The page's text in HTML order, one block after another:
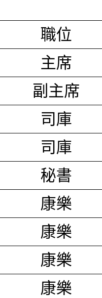
職位
主席
副主席
司庫
司庫
秘書
康樂
康樂
康樂
康樂